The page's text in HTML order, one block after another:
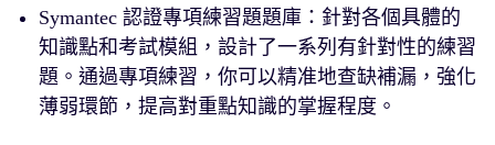
Symantec 認證專項練習題題庫：針對各個具體的
知識點和考試模組，設計了一系列有針對性的練習
題。通過專項練習，你可以精准地查缺補漏，強化
薄弱環節，提高對重點知識的掌握程度。